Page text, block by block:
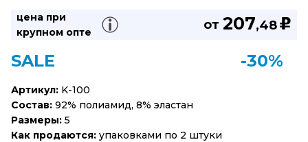
цена при
крупном опте
от 207,48u
SALE -30%
Артикул: K-100
Состав: 92% полиамид, 8% эластан
Размеры: 5
Как продаются: упаковками по 2 штуки